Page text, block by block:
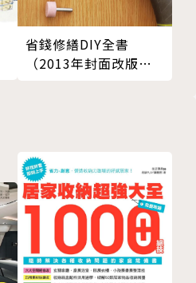
省錢修繕DIY全書
（2013年封面改版全